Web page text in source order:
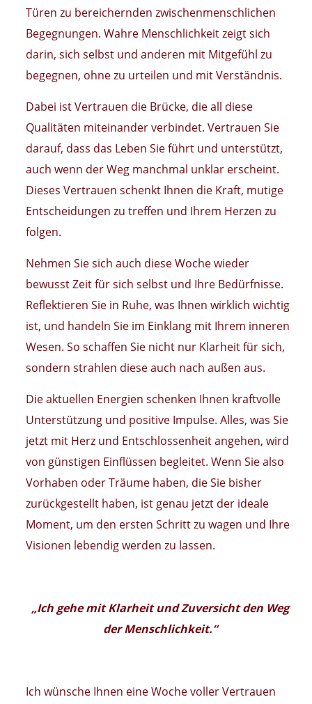
Türen zu bereichernden zwischenmenschlichen
Begegnungen. Wahre Menschlichkeit zeigt sich
darin, sich selbst und anderen mit Mitgefühl zu
begegnen, ohne zu urteilen und mit Verständnis.
Dabei ist Vertrauen die Brücke, die all diese
Qualitäten miteinander verbindet. Vertrauen Sie
darauf, dass das Leben Sie führt und unterstützt,
auch wenn der Weg manchmal unklar erscheint.
Dieses Vertrauen schenkt Ihnen die Kraft, mutige
Entscheidungen zu treffen und Ihrem Herzen zu
folgen.
Nehmen Sie sich auch diese Woche wieder
bewusst Zeit für sich selbst und Ihre Bedürfnisse.
Reflektieren Sie in Ruhe, was Ihnen wirklich wichtig
ist, und handeln Sie im Einklang mit Ihrem inneren
Wesen. So schaffen Sie nicht nur Klarheit für sich,
sondern strahlen diese auch nach außen aus.
Die aktuellen Energien schenken Ihnen kraftvolle
Unterstützung und positive Impulse. Alles, was Sie
jetzt mit Herz und Entschlossenheit angehen, wird
von günstigen Einflüssen begleitet. Wenn Sie also
Vorhaben oder Träume haben, die Sie bisher
zurückgestellt haben, ist genau jetzt der ideale
Moment, um den ersten Schritt zu wagen und Ihre
Visionen lebendig werden zu lassen.
„Ich gehe mit Klarheit und Zuversicht den Weg
der Menschlichkeit.“
Ich wünsche Ihnen eine Woche voller Vertrauen